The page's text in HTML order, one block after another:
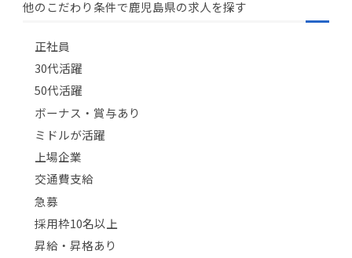
他のこだわり条件で鹿児島県の求人を探す
正社員
30代活躍
50代活躍
ボーナス・賞与あり
ミドルが活躍
上場企業
交通費支給
急募
採用枠10名以上
昇給・昇格あり